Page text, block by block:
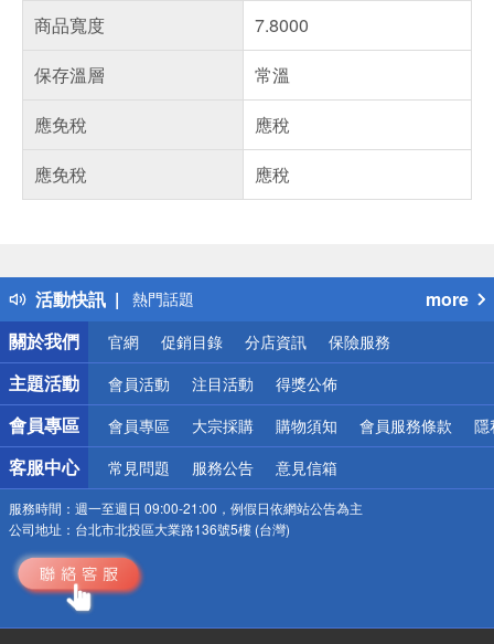
商品寬度
7.8000
保存溫層
常溫
應免稅
應稅
應免稅
應稅
活動快訊
得獎公告
熱門話題
銀行優惠
偏遠地區配送
詐騙網頁！請小心！
more
關於我們
官網 促銷目錄 分店資訊 保險服務
主題活動 會員活動 注目活動 得獎公佈
會員專區 會員專區 大宗採購 購物須知 會員服務條款 隱
客服中心 常見問題 服務公告 意見信箱
服務時間： 週一至週日 09:00-21:00，例假日依網站公告為主
公司地址： 台北市北投區大業路136號5樓 (台灣)